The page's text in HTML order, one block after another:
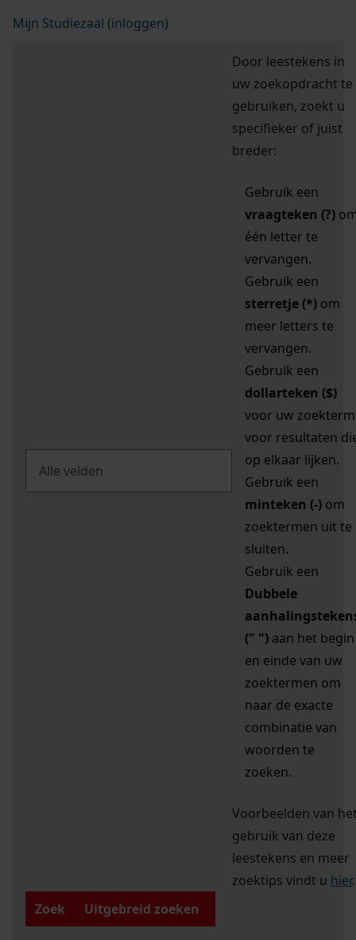
Mijn Studiezaal (inloggen)
Door leestekens in
uw zoekopdracht te
gebruiken, zoekt u
specifieker of juist
breder:
Gebruik een
vraagteken (?)
één letter te
vervangen.
Gebruik een
sterretje (*) om
meer letters te
vervangen.
Gebruik een
dollarteken ($)
voor uw zoekterm
voor resultaten
op elkaar lijken.
Gebruik een
minteken (-) om
zoektermen uit te
sluiten.
Gebruik een
Dubbele
(" ") aan het begin
en einde van uw
zoektermen om
naar de exacte
combinatie van
woorden te
zoeken.
Voorbeelden van
gebruik van deze
leestekens en meer
zoektips vindt u hier.
Zoek
Uitgebreid zoeken